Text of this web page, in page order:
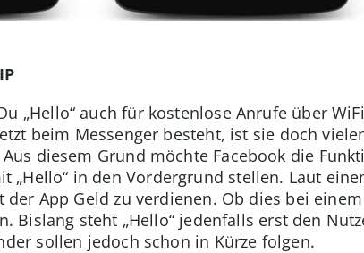
„Hello“ auch für kostenlose Anrufe über
beim Messenger besteht, ist sie doch
diesem Grund möchte Facebook die
„Hello“ in den Vordergrund stellen. Laut
App Geld zu verdienen. Ob dies bei
Bislang steht „Hello“ jedenfalls erst den
sollen jedoch schon in Kürze folgen.